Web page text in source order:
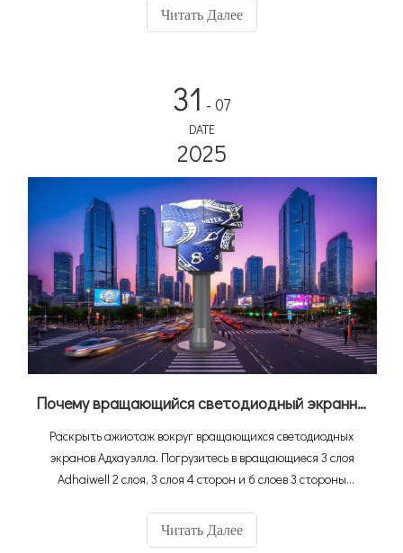
продажи с помощью иммерсивных, виртуальных
микроэлементов.
Читать Далее
31 - 07
DATE
2025
Почему вращающийся светодиодный экранный экранный экран Adhaiwell
Раскрыть ажиотаж вокруг вращающихся светодиодных
экранов Адхауэлла. Погрузитесь в вращающиеся 3 слоя
Adhaiwell 2 слоя, 3 слоя 4 сторон и 6 слоев 3 стороны
ротации, потрясающие виды на 360 ° и то, как они
превращают пространства из торговых центров в
Читать Далее